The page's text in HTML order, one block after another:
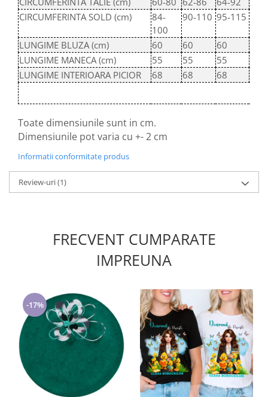
CIRCUMFERINTA SOLD (cm)
84-
100
90-110 95-115
LUNGIME BLUZA (cm)
60 60 60
LUNGIME MANECA (cm)
55 55 55
LUNGIME INTERIOARA PICIOR
68 68 68
Toate dimensiunile sunt in cm.
Dimensiunile pot varia cu +- 2 cm
Informatii conformitate produs
Review-uri(1)
FRECVENT CUMPARATE
IMPREUNA
-17%